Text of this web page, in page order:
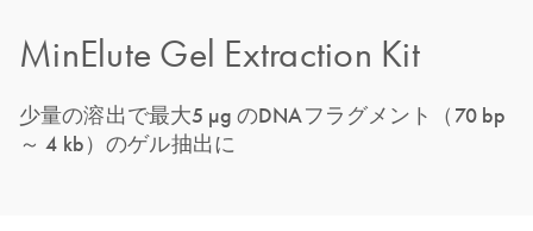
MinElute Gel Extraction Kit
少量の溶出で最大5 µg のDNAフラグメント（70 bp
～ 4 kb）のゲル抽出に